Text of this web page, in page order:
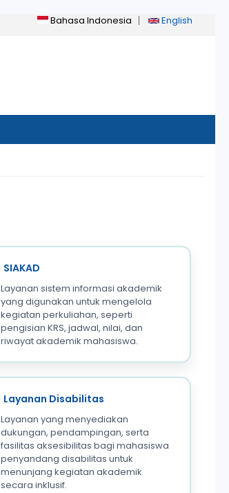
Bahasa Indonesia English
SIAKAD
Layanan sistem informasi akademik
yang digunakan untuk mengelola
kegiatan perkuliahan, seperti
pengisian KRS, jadwal, nilai, dan
riwayat akademik mahasiswa.
Layanan Disabilitas
Layanan yang menyediakan
dukungan, pendampingan, serta
fasilitas aksesibilitas bagi mahasiswa
penyandang disabilitas untuk
menunjang kegiatan akademik
secara inklusif.